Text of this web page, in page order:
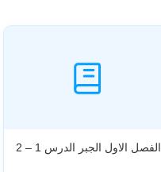
الفصل الاول الجبر الدرس 1 – 2